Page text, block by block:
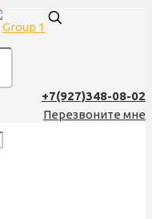
+7(927)348-08-02
Перезвоните мне